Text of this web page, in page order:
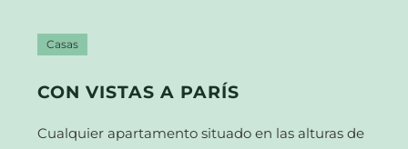
Casas
CON VISTAS A PARÍS
Cualquier apartamento situado en las alturas de